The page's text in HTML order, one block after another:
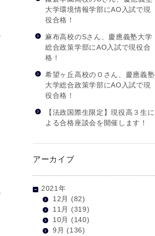
大学環境情報学部にAO入試で現
役合格！
麻布高校のSさん、慶應義塾大学
総合政策学部にAO入試で現役合
格！
希望ヶ丘高校のＯさん、慶應義塾
大学総合政策学部にAO入試で現
役合格！
【法政国際生限定】現役高３生に
よる合格座談会を開催します！
アーカイブ
2021年
12月
(82)
11月
(319)
10月
(140)
9月 (136)